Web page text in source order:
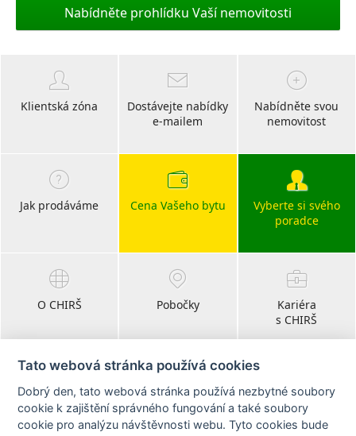
Nabídněte prohlídku Vaší nemovitosti
Klientská zóna
Dostávejte nabídky
e-mailem
Nabídněte svou
nemovitost
Jak prodáváme Cena Vašeho bytu
Vyberte si svého
poradce
O CHIRŠ Pobočky
Kariéra
s CHIRŠ
Blog
realitní články
Tato webová stránka používá cookies
Dobrý den, tato webová stránka používá nezbytné soubory
cookie k zajištění správného fungování a také soubory
cookie pro analýzu návštěvnosti webu. Tyto cookies bude